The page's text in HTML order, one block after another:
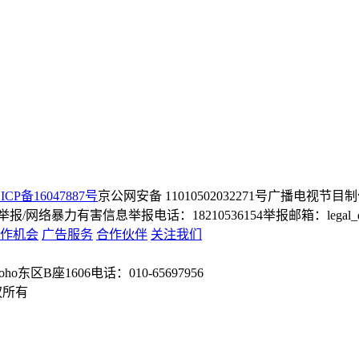
备16047887号京公网安备 11010502032271号广播电视节目
/网络暴力有害信息举报电话：18210536154举报邮箱：
机会 广告服务 合作伙伴 关注我们
东区B座1606电话：010-65697956
有